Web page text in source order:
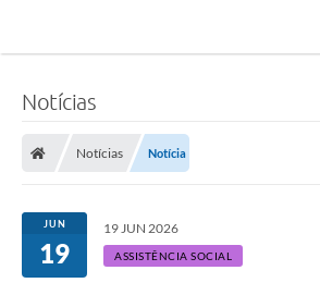
Notícias
Notícias Notícia
JUN
19
19 JUN 2026
ASSISTÊNCIA SOCIAL